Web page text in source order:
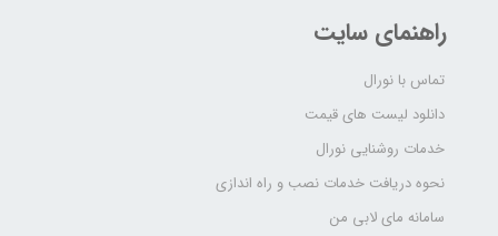
راهنمای سایت
تماس با نورال
دانلود لیست های قیمت
خدمات روشنایی نورال
نحوه دریافت خدمات نصب و راه اندازی
سامانه مای لابی من